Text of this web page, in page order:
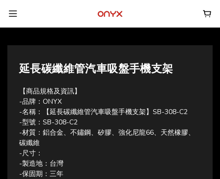
延長碳纖維管汽車吸盤手機支架
【商品規格及資訊】
-品牌：ONYX
-名稱：【延長碳纖維管汽車吸盤手機支架】SB-308-C2
-型號：SB-308-C2
-材質：鋁合金、不鏽鋼、矽膠、強化尼龍66、天然橡膠、
碳纖維
-尺寸：
-製造地：台灣
-保固期：三年